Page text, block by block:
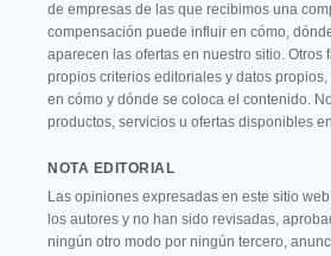
de empresas de las que recibimos una
compensación puede influir en cómo,
aparecen las ofertas en nuestro sitio. Otros
propios criterios editoriales y datos
en cómo y dónde se coloca el contenido.
productos, servicios u ofertas disponibles
NOTA EDITORIAL
Las opiniones expresadas en este sitio
los autores y no han sido revisadas,
ningún otro modo por ningún tercero,